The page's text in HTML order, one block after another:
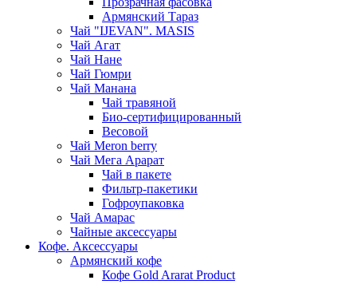
Армянский Тараз
Чай "IJEVAN". MASIS
Чай Агат
Чай Нане
Чай Гюмри
Чай Манана
Чай травяной
Био-сертифицированный
Весовой
Чай Meron berry
Чай Мега Арарат
Чай в пакете
Фильтр-пакетики
Гофроупаковка
Чай Амарас
Чайные аксессуары
Кофе. Аксессуары
Армянский кофе
Кофе Gold Ararat Product